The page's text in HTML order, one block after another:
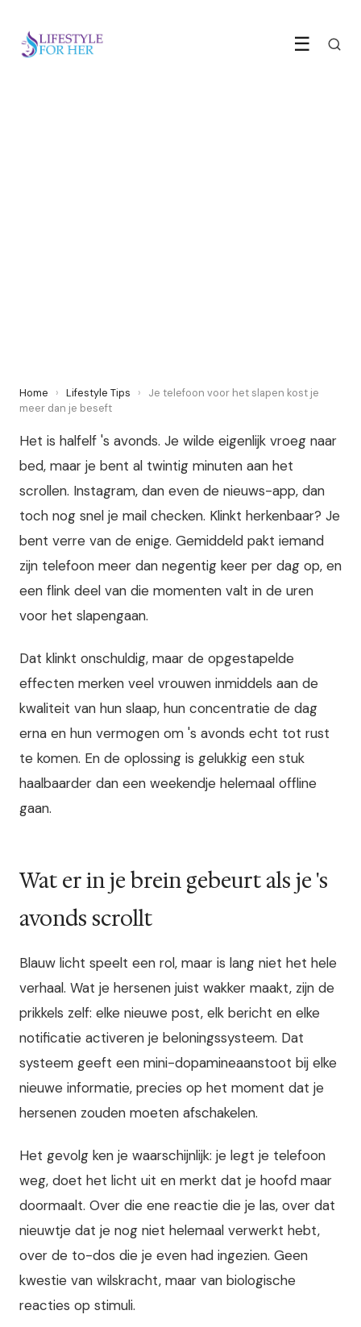
☰
Home › Lifestyle Tips ›
Je telefoon voor het slapen kost je
meer dan je beseft
Het is halfelf 's avonds. Je wilde eigenlijk vroeg naar
bed, maar je bent al twintig minuten aan het
scrollen. Instagram, dan even de nieuws-app, dan
toch nog snel je mail checken. Klinkt herkenbaar? Je
bent verre van de enige. Gemiddeld pakt iemand
zijn telefoon meer dan negentig keer per dag op, en
een flink deel van die momenten valt in de uren
voor het slapengaan.
Dat klinkt onschuldig, maar de opgestapelde
effecten merken veel vrouwen inmiddels aan de
kwaliteit van hun slaap, hun concentratie de dag
erna en hun vermogen om 's avonds echt tot rust
te komen. En de oplossing is gelukkig een stuk
haalbaarder dan een weekendje helemaal offline
gaan.
Wat er in je brein gebeurt als je 's
avonds scrollt
Blauw licht speelt een rol, maar is lang niet het hele
verhaal. Wat je hersenen juist wakker maakt, zijn de
prikkels zelf: elke nieuwe post, elk bericht en elke
notificatie activeren je beloningssysteem. Dat
systeem geeft een mini-dopamineaanstoot bij elke
nieuwe informatie, precies op het moment dat je
hersenen zouden moeten afschakelen.
Het gevolg ken je waarschijnlijk: je legt je telefoon
weg, doet het licht uit en merkt dat je hoofd maar
doormaalt. Over die ene reactie die je las, over dat
nieuwtje dat je nog niet helemaal verwerkt hebt,
over de to-dos die je even had ingezien. Geen
kwestie van wilskracht, maar van biologische
reacties op stimuli.